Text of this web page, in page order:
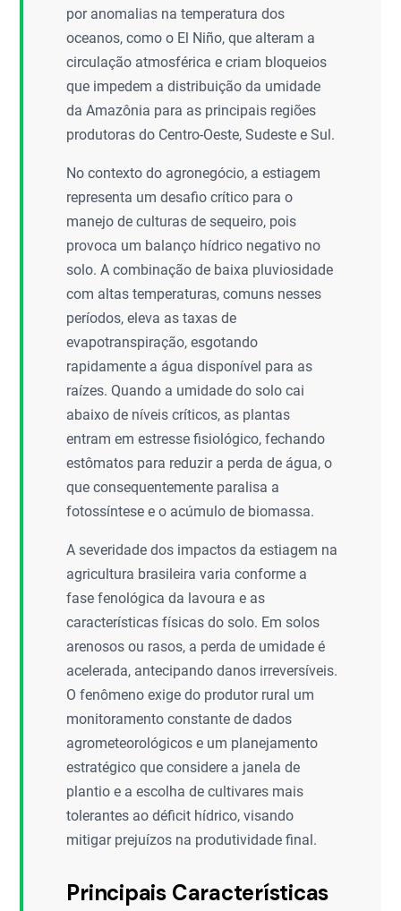
por anomalias na temperatura dos
oceanos, como o El Niño, que alteram a
circulação atmosférica e criam bloqueios
que impedem a distribuição da umidade
da Amazônia para as principais regiões
produtoras do Centro-Oeste, Sudeste e Sul.
No contexto do agronegócio, a estiagem
representa um desafio crítico para o
manejo de culturas de sequeiro, pois
provoca um balanço hídrico negativo no
solo. A combinação de baixa pluviosidade
com altas temperaturas, comuns nesses
períodos, eleva as taxas de
evapotranspiração, esgotando
rapidamente a água disponível para as
raízes. Quando a umidade do solo cai
abaixo de níveis críticos, as plantas
entram em estresse fisiológico, fechando
estômatos para reduzir a perda de água, o
que consequentemente paralisa a
fotossíntese e o acúmulo de biomassa.
A severidade dos impactos da estiagem na
agricultura brasileira varia conforme a
fase fenológica da lavoura e as
características físicas do solo. Em solos
arenosos ou rasos, a perda de umidade é
acelerada, antecipando danos irreversíveis.
O fenômeno exige do produtor rural um
monitoramento constante de dados
agrometeorológicos e um planejamento
estratégico que considere a janela de
plantio e a escolha de cultivares mais
tolerantes ao déficit hídrico, visando
mitigar prejuízos na produtividade final.
Principais Características